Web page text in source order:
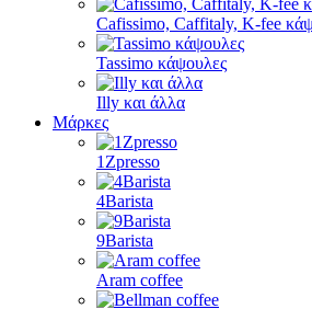
Cafissimo, Caffitaly, K-fee
Tassimo κάψουλες
Illy και άλλα
Μάρκες
1Zpresso
4Barista
9Barista
Aram coffee